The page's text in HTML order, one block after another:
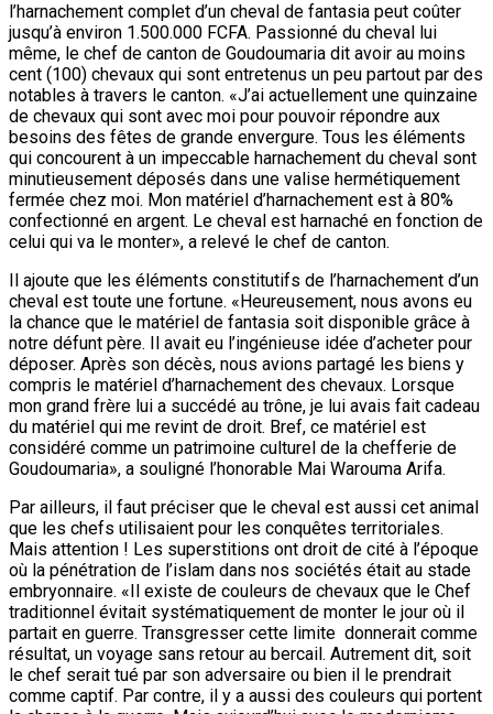
l’harnachement complet d’un cheval de fantasia peut coûter
jusqu’à environ 1.500.000 FCFA. Passionné du cheval lui
même, le chef de canton de Goudoumaria dit avoir au moins
cent (100) chevaux qui sont entretenus un peu partout par des
notables à travers le canton. «J’ai actuellement une quinzaine
de chevaux qui sont avec moi pour pouvoir répondre aux
besoins des fêtes de grande envergure. Tous les éléments
qui concourent à un impeccable harnachement du cheval sont
minutieusement déposés dans une valise hermétiquement
fermée chez moi. Mon matériel d’harnachement est à 80%
confectionné en argent. Le cheval est harnaché en fonction de
celui qui va le monter», a relevé le chef de canton.
Il ajoute que les éléments constitutifs de l’harnachement d’un
cheval est toute une fortune. «Heureusement, nous avons eu
la chance que le matériel de fantasia soit disponible grâce à
notre défunt père. Il avait eu l’ingénieuse idée d’acheter pour
déposer. Après son décès, nous avions partagé les biens y
compris le matériel d’harnachement des chevaux. Lorsque
mon grand frère lui a succédé au trône, je lui avais fait cadeau
du matériel qui me revint de droit. Bref, ce matériel est
considéré comme un patrimoine culturel de la chefferie de
Goudoumaria», a souligné l’honorable Mai Warouma Arifa.
Par ailleurs, il faut préciser que le cheval est aussi cet animal
que les chefs utilisaient pour les conquêtes territoriales.
Mais attention ! Les superstitions ont droit de cité à l’époque
où la pénétration de l’islam dans nos sociétés était au stade
embryonnaire. «Il existe de couleurs de chevaux que le Chef
traditionnel évitait systématiquement de monter le jour où il
partait en guerre. Transgresser cette limite donnerait comme
résultat, un voyage sans retour au bercail. Autrement dit, soit
le chef serait tué par son adversaire ou bien il le prendrait
comme captif. Par contre, il y a aussi des couleurs qui portent